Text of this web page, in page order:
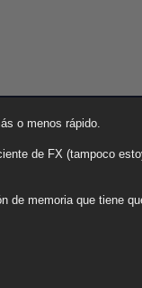
o menos rápido.
de FX (tampoco
de memoria que tiene